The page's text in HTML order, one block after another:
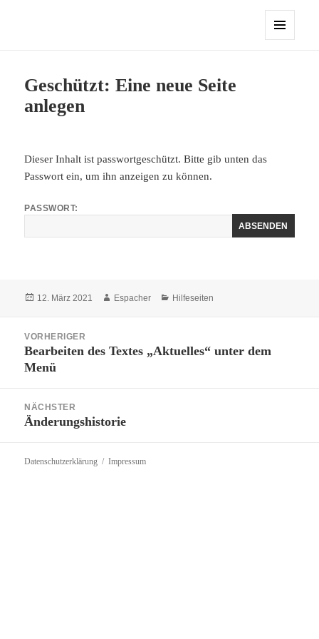
Geschützt: Eine neue Seite
anlegen
Dieser Inhalt ist passwortgeschützt. Bitte gib unten das
Passwort ein, um ihn anzeigen zu können.
PASSWORT:
Veröffentlicht
12. März 2021 Autor
Espacher Kategorien
Hilfeseiten
VORHERIGER
Vorheriger
Beitrag:
Bearbeiten des Textes „Aktuelles“ unter dem
Menü
NÄCHSTER
Nächster
Änderungshistorie
Datenschutzerklärung Impressum